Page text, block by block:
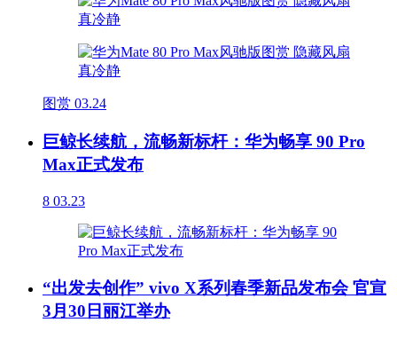
图赏 03.24
巨鲸长续航，流畅新标杆：华为畅享 90 Pro
Max正式发布
8 03.23
“出发去创作” vivo X系列春季新品发布会 官宣
3月30日丽江举办